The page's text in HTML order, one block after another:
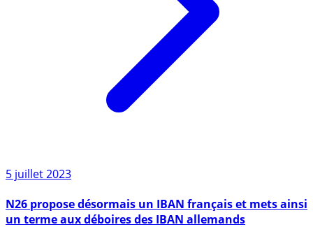
5 juillet 2023